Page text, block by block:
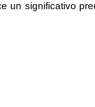
un significativo